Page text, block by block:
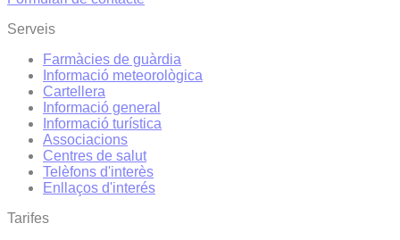
Serveis
Farmàcies de guàrdia
Informació meteorològica
Cartellera
Informació general
Informació turística
Associacions
Centres de salut
Telèfons d'interès
Enllaços d'interés
Tarifes